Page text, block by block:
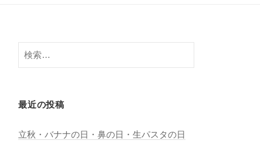
検
索:
最近の投稿
立秋・バナナの日・鼻の日・生パスタの日